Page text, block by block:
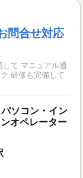
問合せ対応
て マニュアル通
研修も完備して
ソコン・イン
オペレーター